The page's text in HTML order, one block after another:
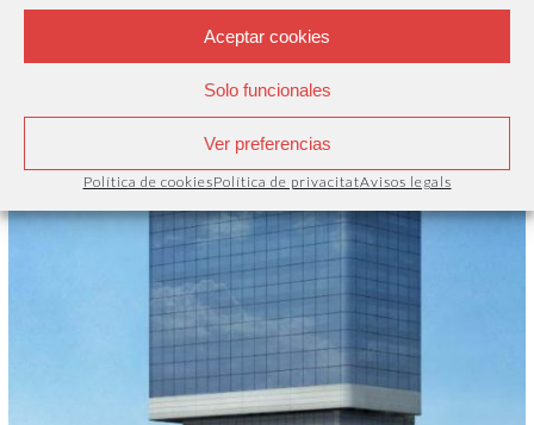
Aceptar cookies
Solo funcionales
Ver preferencias
Política de cookiesPolítica de privacitatAvisos legals